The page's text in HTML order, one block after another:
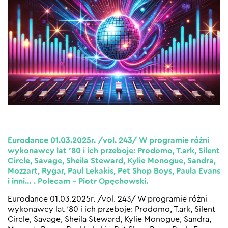
Eurodance 01.03.2025r. /vol. 243/ W programie różni
wykonawcy lat ’80 i ich przeboje: Prodomo, T.ark, Silent
Circle, Savage, Sheila Steward, Kylie Monogue, Sandra,
Mozzart, Rygar, Paul Lekakis, Pet Shop Boys, Paula Evans
i inni… . Polecam – Piotr Opęchowski.
Eurodance 01.03.2025r. /vol. 243/ W programie różni
wykonawcy lat ’80 i ich przeboje: Prodomo, T.ark, Silent
Circle, Savage, Sheila Steward, Kylie Monogue, Sandra,